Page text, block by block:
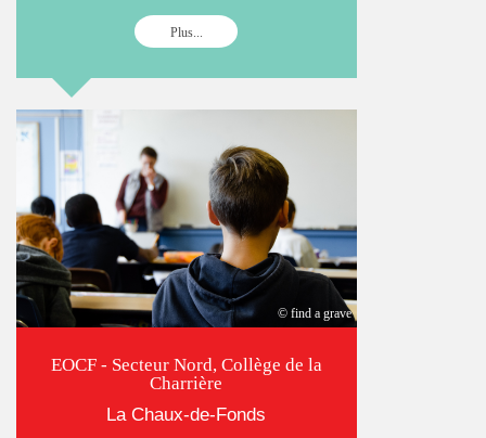
Plus...
© find a grave
EOCF - Secteur Nord, Collège de la
Charrière
La Chaux-de-Fonds